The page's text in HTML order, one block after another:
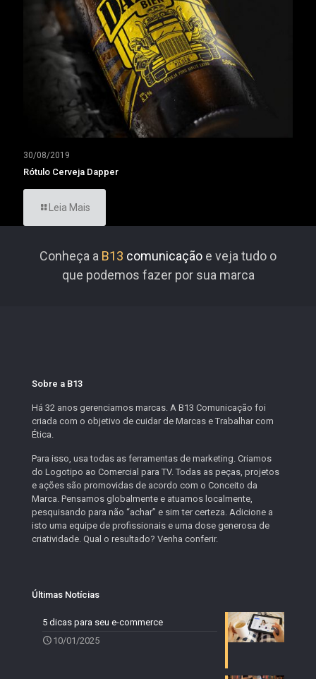
30/08/2019
Rótulo Cerveja Dapper
Leia Mais
Conheça a B13 comunicação e veja tudo o
que podemos fazer por sua marca
Sobre a B13
Há 32 anos gerenciamos marcas. A B13 Comunicação foi
criada com o objetivo de cuidar de Marcas e Trabalhar com
Ética.
Para isso, usa todas as ferramentas de marketing. Criamos
do Logotipo ao Comercial para TV. Todas as peças, projetos
e ações são promovidas de acordo com o Conceito da
Marca. Pensamos globalmente e atuamos localmente,
pesquisando para não “achar” e sim ter certeza. Adicione a
isto uma equipe de profissionais e uma dose generosa de
criatividade. Qual o resultado? Venha conferir.
Últimas Notícias
5 dicas para seu e-commerce
10/01/2025